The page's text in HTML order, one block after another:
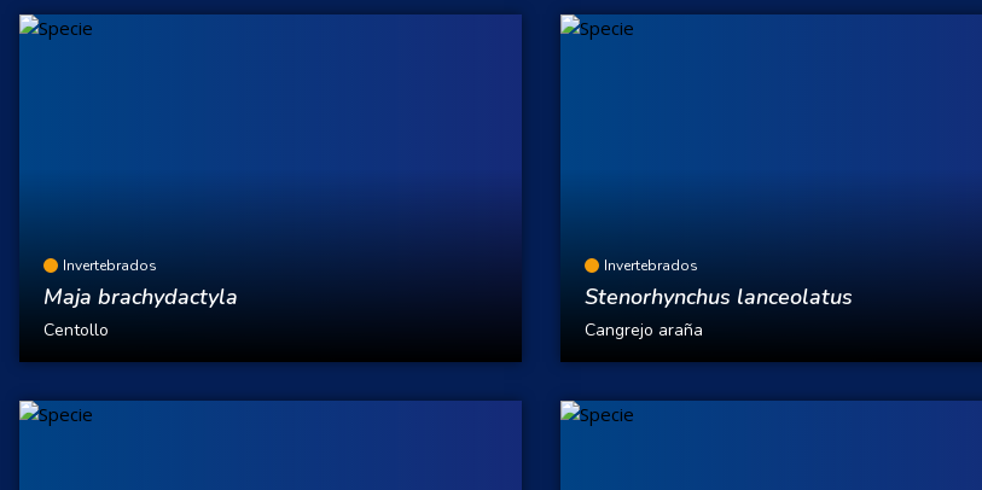
Invertebrados
Maja brachydactyla
Centollo
Invertebrados
Stenorhynchus lanceolatus
Cangrejo araña